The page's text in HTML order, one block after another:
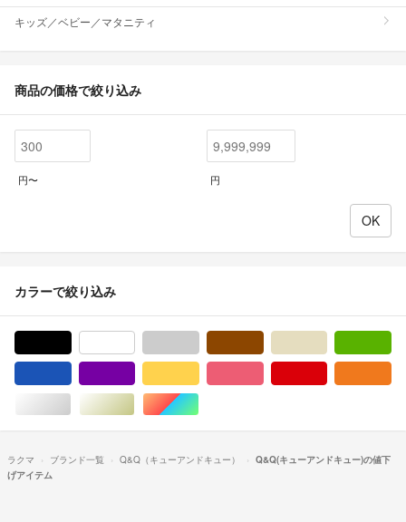
キッズ／ベビー／マタニティ
商品の価格で絞り込み
円〜 円
カラーで絞り込み
シルバー/銀色系ゴールド/金色系マルチカラー
ラクマ ブランド一覧 Q&Q（キューアンドキュー）
Q&Q(キューアンドキュー)の値下
げアイテム